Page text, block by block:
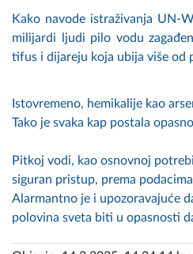
Kako navode istraživanja UN-
milijardi ljudi pilo vodu
tifus i dijareju koja ubija više od
Istovremeno, hemikalije kao
Tako je svaka kap postala
Pitkoj vodi, kao osnovnoj
siguran pristup, prema
Alarmantno je i upozoravajuće
polovina sveta biti u opasnosti